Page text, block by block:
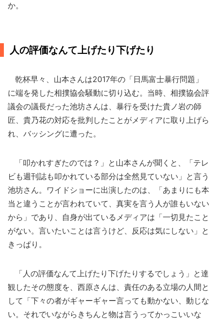
か。
人の評価なんて上げたり下げたり
乾杯早々、山本さんは2017年の「日馬富士暴行問題」
に端を発した相撲協会騒動に切り込む。当時、相撲協会評
議会の議長だった池坊さんは、暴行を受けた貴ノ岩の師
匠、貴乃花の対応を批判したことがメディアに取り上げら
れ、バッシングに遭った。
「叩かれすぎたのでは？」と山本さんが聞くと、「テレ
ビも週刊誌も叩かれている部分は全然見ていない」と言う
池坊さん。ワイドショーに出演したのは、「あまりにも本
当と違うことが言われていて、真実を言う人が誰もいない
から」であり、自身が出ているメディアは「一切見たこと
がない。言いたいことは言うけど、反応は気にしない」と
きっぱり。
「人の評価なんて上げたり下げたりするでしょう」と達
観したその態度を、西原さんは、責任のある立場の人間と
して「下々の者がギャーギャー言っても動かない、動じな
い。それでいながらきちんと物は言うってかっこいいな